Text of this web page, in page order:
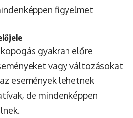
figyelmet
gyakran előre
vagy változásokat
események lehetnek
de mindenképpen